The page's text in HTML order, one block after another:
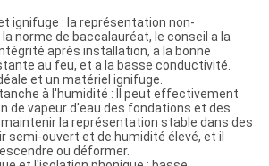
ignifuge : la représentation non-
norme de baccalauréat, le conseil a la
après installation, a la bonne
au feu, et a la basse conductivité.
et un matériel ignifuge.
à l'humidité : Il peut effectivement
de vapeur d'eau des fondations et des
la représentation stable dans des
semi-ouvert et de humidité élevé, et il
ou déformer.